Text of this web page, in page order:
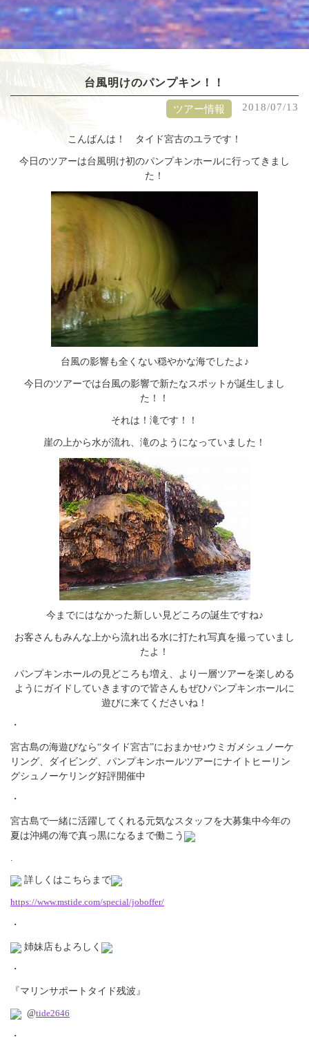
台風明けのパンプキン！！
ツアー情報 2018/07/13
こんばんは！ タイド宮古のユラです！
今日のツアーは台風明け初のパンプキンホールに行ってきまし
た！
台風の影響も全くない穏やかな海でしたよ♪
今日のツアーでは台風の影響で新たなスポットが誕生しまし
た！！
それは！滝です！！
崖の上から水が流れ、滝のようになっていました！
今までにはなかった新しい見どころの誕生ですね♪
お客さんもみんな上から流れ出る水に打たれ写真を撮っていまし
たよ！
パンプキンホールの見どころも増え、より一層ツアーを楽しめる
ようにガイドしていきますので皆さんもぜひパンプキンホールに
遊びに来てくださいね！
・
宮古島の海遊びなら“タイド宮古”におまかせ♪ウミガメシュノーケ
リング、ダイビング、 パンプキンホールツアーにナイトヒーリン
グシュノーケリング好評開催中
・
宮古島で一緒に活躍してくれる元気なスタッフを大募集中今年の
夏は沖縄の海で真っ黒になるまで働こう
.
詳しくはこちらまで
https://www.mstide.com/special/joboffer/
・
姉妹店もよろしく
・
『マリンサポートタイド残波』
@tide2646
・